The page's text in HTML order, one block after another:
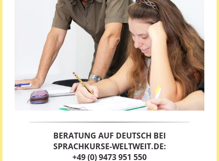
BERATUNG AUF DEUTSCH BEI
SPRACHKURSE-WELTWEIT.DE:
+49 (0) 9473 951 550